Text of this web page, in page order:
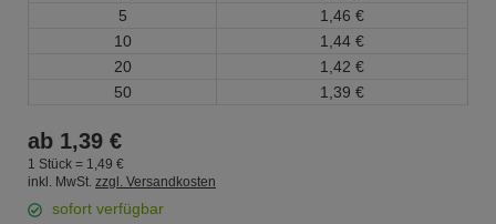
5
1, 46 €
10
1, 44 €
20
1, 42 €
50
1, 39 €
ab 1,39 €
1 Stück = 1, 49 €
inkl. MwSt. zzgl. Versandkosten
sofort verfügbar